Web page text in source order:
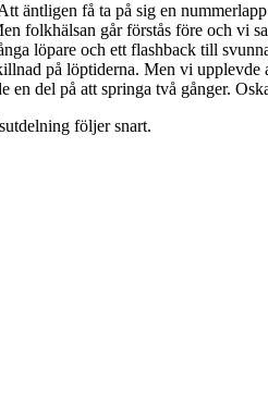
äntligen få ta på sig en
folkhälsan går förstås före och
löpare och ett flashback till
på löptiderna. Men vi
del på att springa två gånger.
följer snart.